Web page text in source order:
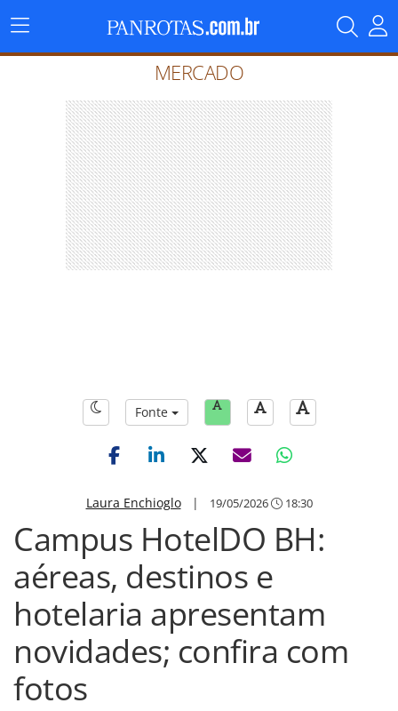
Menu
Principal
MERCADO
Fonte
Laura Enchioglo| 19/05/2026 18:30
Campus HotelDO BH:
aéreas, destinos e
hotelaria apresentam
novidades; confira com
fotos